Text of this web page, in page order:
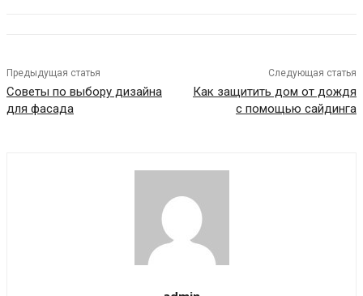
Предыдущая статья
Советы по выбору дизайна
для фасада
Следующая статья
Как защитить дом от дождя
с помощью сайдинга